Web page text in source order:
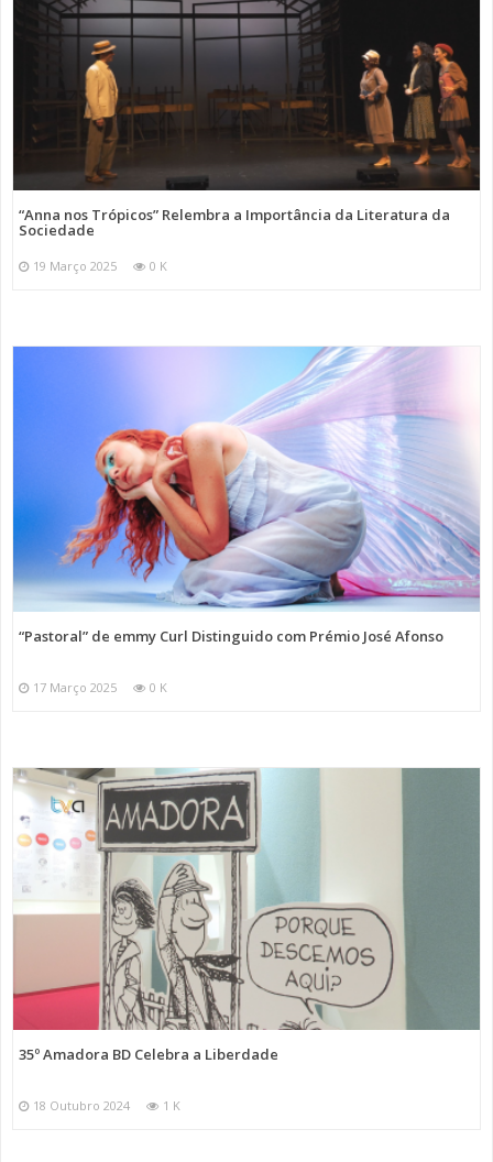
“Anna nos Trópicos” Relembra a Importância da Literatura da
Sociedade
19 Março 2025 0 K
“Pastoral” de emmy Curl Distinguido com Prémio José Afonso
17 Março 2025 0 K
35º Amadora BD Celebra a Liberdade
18 Outubro 2024 1 K